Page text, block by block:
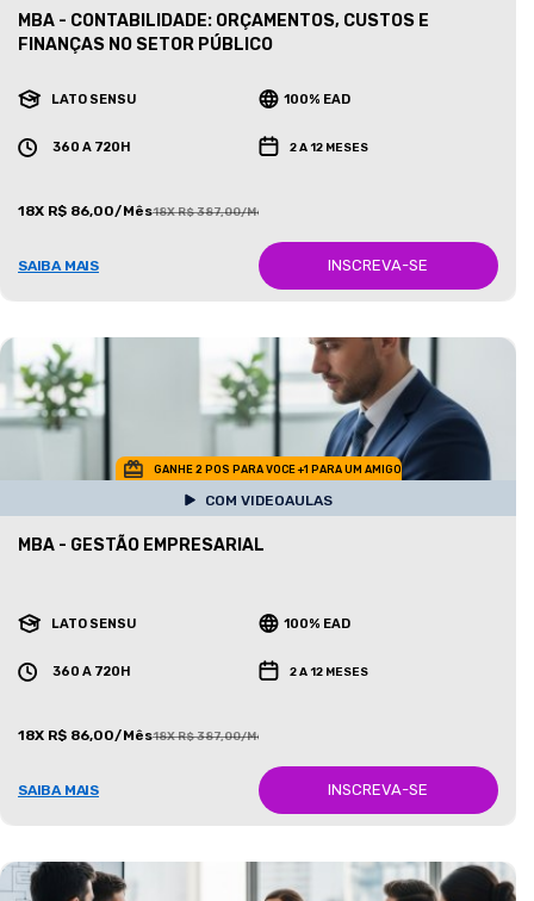
MBA - CONTABILIDADE: ORÇAMENTOS, CUSTOS E
FINANÇAS NO SETOR PÚBLICO
LATO SENSU 100% EAD
360 A 720H 2 A 12 MESES
18X R$ 86,00/Mês18X R$ 387,00/Mês
SAIBA MAIS INSCREVA-SE
GANHE 2 POS PARA VOCE +1 PARA UM AMIGO
COM VIDEOAULAS
MBA - GESTÃO EMPRESARIAL
LATO SENSU 100% EAD
360 A 720H 2 A 12 MESES
18X R$ 86,00/Mês18X R$ 387,00/Mês
SAIBA MAIS INSCREVA-SE